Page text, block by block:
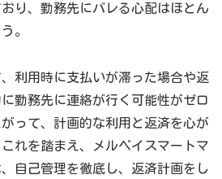
り、勤務先にバレる心配はほとん
。
利用時に支払いが滞った場合や返
勤務先に連絡が行く可能性がゼロ
って、計画的な利用と返済を心が
れを踏まえ、メルペイスマートマ
自己管理を徹底し、返済計画をし